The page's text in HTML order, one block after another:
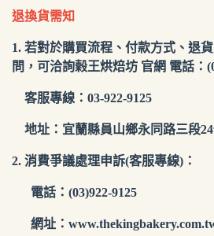
退換貨需知
1. 若對於購買流程、付款方式、退
問，可洽詢榖王烘焙坊 官網 電話：
客服專線：03-922-9125
地址：宜蘭縣員山鄉永同路三段
2. 消費爭議處理申訴(客服專線)：
電話：(03)922-9125
網址：